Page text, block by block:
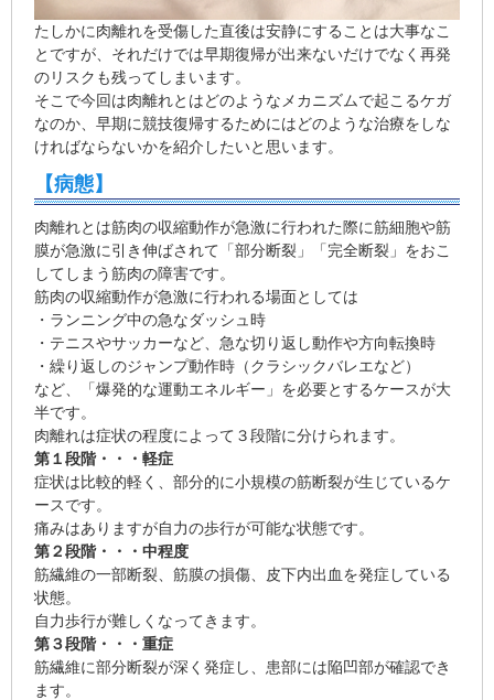
たしかに肉離れを受傷した直後は安静にすることは大事なこ
とですが、それだけでは早期復帰が出来ないだけでなく再発
のリスクも残ってしまいます。
そこで今回は肉離れとはどのようなメカニズムで起こるケガ
なのか、早期に競技復帰するためにはどのような治療をしな
ければならないかを紹介したいと思います。
【病態】
肉離れとは筋肉の収縮動作が急激に行われた際に筋細胞や筋
膜が急激に引き伸ばされて「部分断裂」「完全断裂」をおこ
してしまう筋肉の障害です。
筋肉の収縮動作が急激に行われる場面としては
・ランニング中の急なダッシュ時
・テニスやサッカーなど、急な切り返し動作や方向転換時
・繰り返しのジャンプ動作時（クラシックバレエなど）
など、「爆発的な運動エネルギー」を必要とするケースが大
半です。
肉離れは症状の程度によって３段階に分けられます。
第１段階・・・軽症
症状は比較的軽く、部分的に小規模の筋断裂が生じているケ
ースです。
痛みはありますが自力の歩行が可能な状態です。
第２段階・・・中程度
筋繊維の一部断裂、筋膜の損傷、皮下内出血を発症している
状態。
自力歩行が難しくなってきます。
第３段階・・・重症
筋繊維に部分断裂が深く発症し、患部には陥凹部が確認でき
ます。